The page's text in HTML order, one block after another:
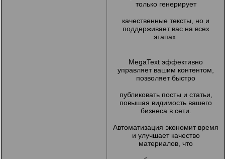
только генерирует
качественные тексты, но и
поддерживает вас на всех
этапах.
MegaText эффективно
управляет вашим контентом,
позволяет быстро
публиковать посты и статьи,
повышая видимость вашего
бизнеса в сети.
Автоматизация экономит время
и улучшает качество
материалов, что